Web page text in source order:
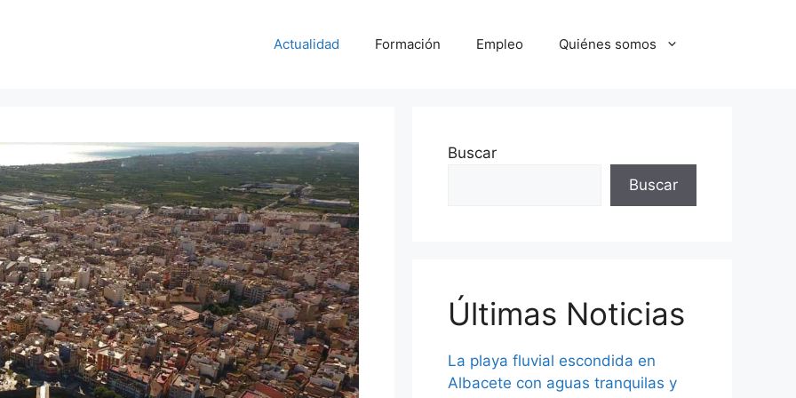
Actualidad Formación Empleo Quiénes somos
Buscar
Buscar
Últimas Noticias
La playa fluvial escondida en
Albacete con aguas tranquilas y